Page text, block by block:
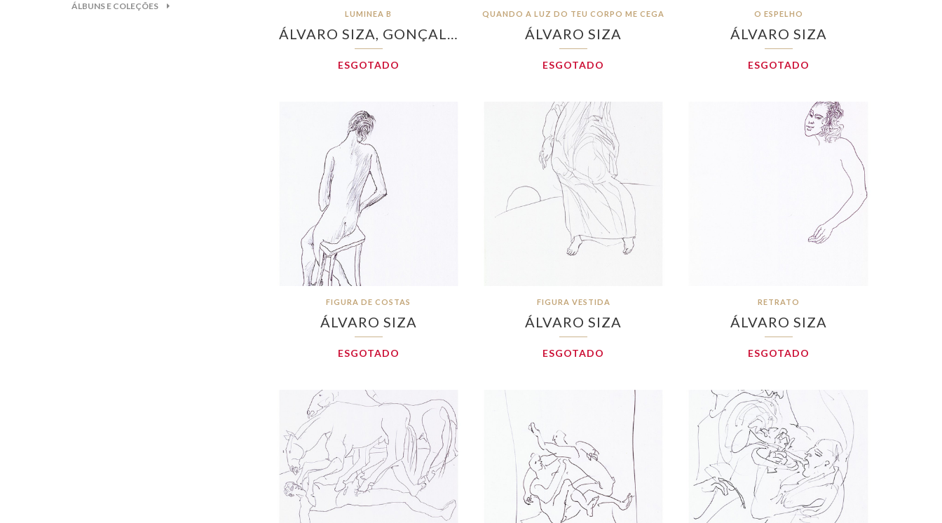
ÁLBUNS E COLEÇÕES
LUMINEA B
ÁLVARO SIZA, GONÇAL…
ESGOTADO
QUANDO A LUZ DO TEU CORPO ME CEGA
ÁLVARO SIZA
ESGOTADO
O ESPELHO
ÁLVARO SIZA
ESGOTADO
FIGURA DE COSTAS
ÁLVARO SIZA
ESGOTADO
FIGURA VESTIDA
ÁLVARO SIZA
ESGOTADO
RETRATO
ÁLVARO SIZA
ESGOTADO